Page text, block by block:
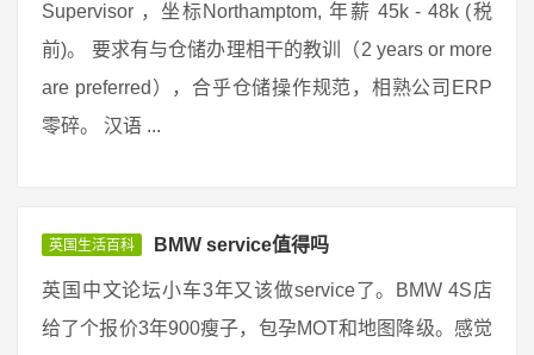
Supervisor ，坐标Northamptom, 年薪 45k - 48k (税
前)。 要求有与仓储办理相干的教训（2 years or more
are preferred），合乎仓储操作规范，相熟公司ERP
零碎。 汉语 ...
英国生活百科 BMW service值得吗
英国中文论坛小车3年又该做service了。BMW 4S店
给了个报价3年900瘦子，包孕MOT和地图降级。感觉